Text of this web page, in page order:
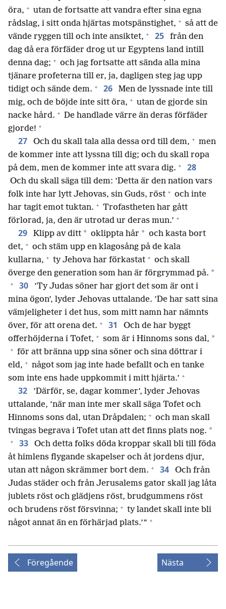
öra, + utan de fortsatte att vandra efter sina egna
rådslag, i sitt onda hjärtas motspänstighet, + så att de
vände ryggen till och inte ansiktet, + 25
från den
dag då era förfäder drog ut ur Egyptens land intill
denna dag; + och jag fortsatte att sända alla mina
tjänare profeterna till er, ja, dagligen steg jag upp
tidigt och sände dem. + 26
Men de lyssnade inte till
mig, och de böjde inte sitt öra, + utan de gjorde sin
nacke hård. + De handlade värre än deras förfäder
gjorde! +
27 Och du skall tala alla dessa ord till dem, + men
de kommer inte att lyssna till dig; och du skall ropa
på dem, men de kommer inte att svara dig. + 28
Och du skall säga till dem: ’Detta är den nation vars
folk inte har lytt Jehovas, sin Guds, röst + och inte
har tagit emot tuktan. + Trofastheten har gått
förlorad, ja, den är utrotad ur deras mun.’ +
29 Klipp av ditt * oklippta hår * och kasta bort
det, + och stäm upp en klagosång på de kala
kullarna, + ty Jehova har förkastat + och skall
överge den generation som han är förgrymmad på. *
+ 30
’Ty Judas söner har gjort det som är ont i
mina ögon’, lyder Jehovas uttalande. ’De har satt sina
vämjeligheter i det hus, som mitt namn har nämnts
över, för att orena det. + 31
Och de har byggt
offerhöjderna i Tofet, + som är i Hinnoms sons dal, *
+ för att bränna upp sina söner och sina döttrar i
eld, + något som jag inte hade befallt och en tanke
som inte ens hade uppkommit i mitt hjärta.’ +
32
’Därför, se, dagar kommer’, lyder Jehovas
uttalande, ’när man inte mer skall säga Tofet och
Hinnoms sons dal, utan Dråpdalen; + och man skall
tvingas begrava i Tofet utan att det finns plats nog. *
+ 33
Och detta folks döda kroppar skall bli till föda
åt himlens flygande skapelser och åt jordens djur,
utan att någon skrämmer bort dem. + 34
Och från
Judas städer och från Jerusalems gator skall jag låta
jublets röst och glädjens röst, brudgummens röst
och brudens röst försvinna; + ty landet skall inte bli
något annat än en förhärjad plats.’” +
Föregående Nästa